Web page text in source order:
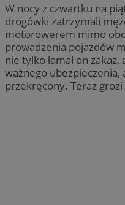
W nocy z czwartku na
drogówki zatrzymali
motorowerem mimo
prowadzenia pojazdów
nie tylko łamał on
ważnego
przekręcony. Teraz